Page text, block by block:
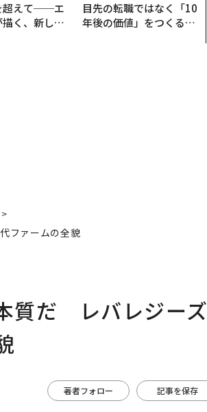
超えて──エ
く、新しい
目先の転職ではなく「10
年後の価値」をつくる─
ファームの全貌
質だ レバレジーズ
著者フォロー 記事を保存